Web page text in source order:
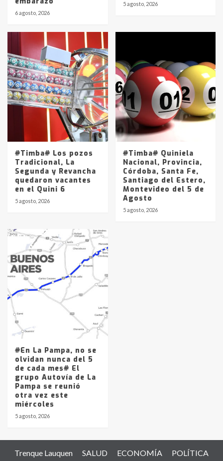
6 agosto, 2026
5 agosto, 2026
#Timba# Los pozos
Tradicional, La
Segunda y Revancha
quedaron vacantes
en el Quini 6
5 agosto, 2026
#Timba# Quiniela
Nacional, Provincia,
Córdoba, Santa Fe,
Santiago del Estero,
Montevideo del 5 de
Agosto
5 agosto, 2026
#En La Pampa, no se
olvidan nunca del 5
de cada mes# El
grupo Autovía de La
Pampa se reunió
otra vez este
miércoles
5 agosto, 2026
Trenque Lauquen SALUD ECONOMÍA POLÍTICA